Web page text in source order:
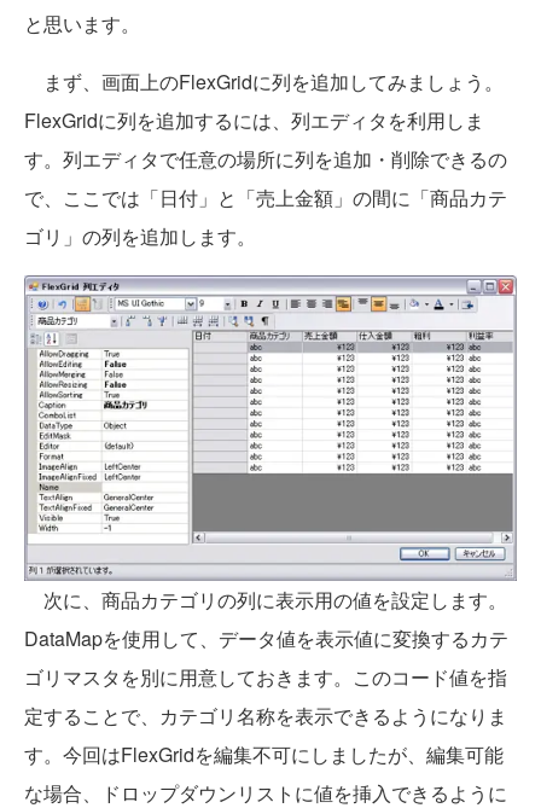
と思います。
まず、画面上のFlexGridに列を追加してみましょう。
FlexGridに列を追加するには、列エディタを利用しま
す。列エディタで任意の場所に列を追加・削除できるの
で、ここでは「日付」と「売上金額」の間に「商品カテ
ゴリ」の列を追加します。
次に、商品カテゴリの列に表示用の値を設定します。
DataMapを使用して、データ値を表示値に変換するカテ
ゴリマスタを別に用意しておきます。このコード値を指
定することで、カテゴリ名称を表示できるようになりま
す。今回はFlexGridを編集不可にしましたが、編集可能
な場合、ドロップダウンリストに値を挿入できるように